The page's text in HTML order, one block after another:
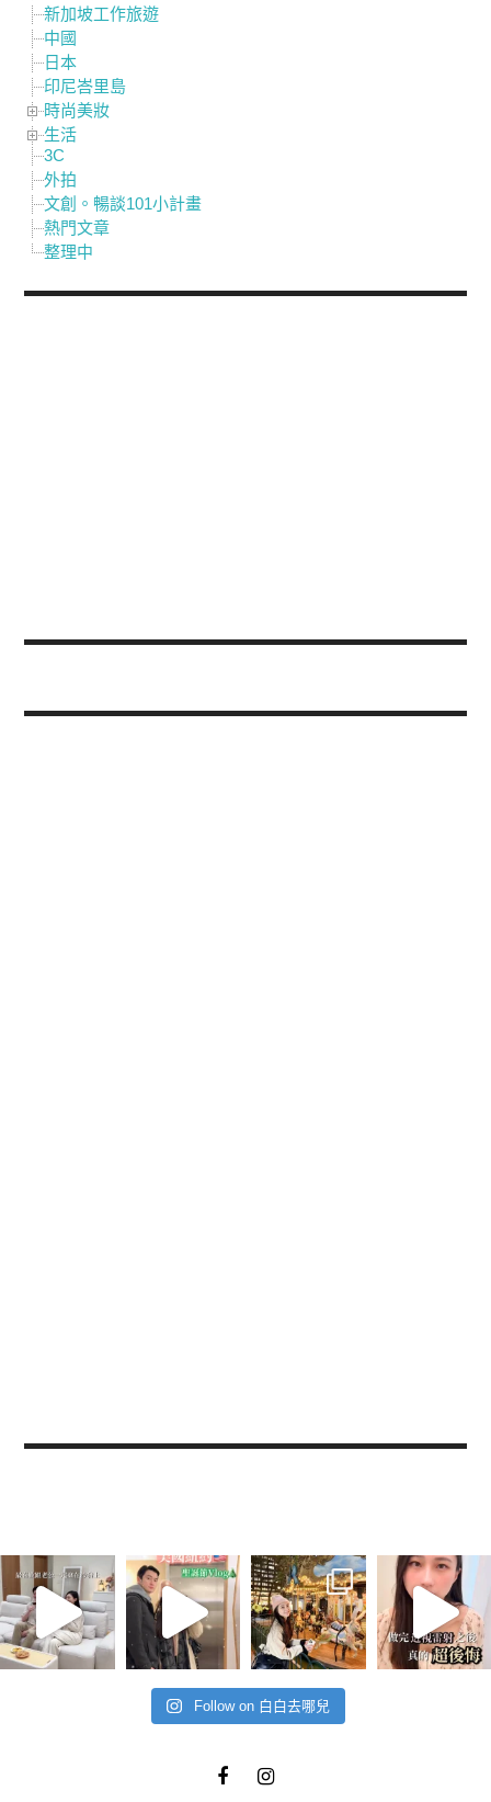
新加坡工作旅遊
中國
日本
印尼峇里島
時尚美妝
生活
3C
外拍
文創。暢談101小計畫
熱門文章
整理中
Follow on 白白去哪兒